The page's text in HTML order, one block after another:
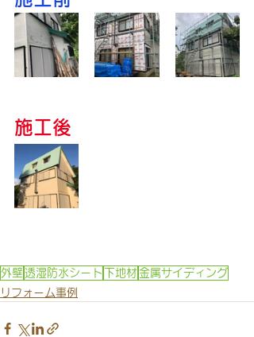
施工後
外壁 透湿防水シート 下地材 金属サイディング
リフォーム事例